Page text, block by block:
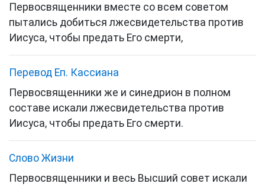
Первосвященники вместе со всем советом
пытались добиться лжесвидетельства против
Иисуса, чтобы предать Его смерти,
Перевод Еп. Кассиана
Первосвященники же и синедрион в полном
составе искали лжесвидетельства против
Иисуса, чтобы предать Его смерти.
Слово Жизни
Первосвященники и весь Высший совет искали